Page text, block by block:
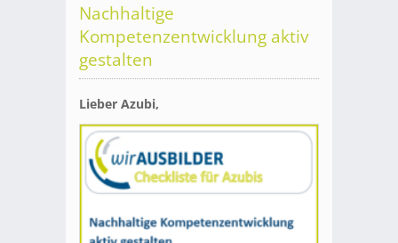
Nachhaltige
Kompetenzentwicklung aktiv
gestalten
Lieber Azubi,